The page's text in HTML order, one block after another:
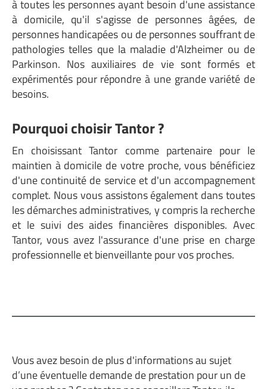
à toutes les personnes ayant besoin d'une assistance
à domicile, qu'il s'agisse de personnes âgées, de
personnes handicapées ou de personnes souffrant de
pathologies telles que la maladie d'Alzheimer ou de
Parkinson. Nos auxiliaires de vie sont formés et
expérimentés pour répondre à une grande variété de
besoins.
Pourquoi choisir Tantor ?
En choisissant Tantor comme partenaire pour le
maintien à domicile de votre proche, vous bénéficiez
d'une continuité de service et d'un accompagnement
complet. Nous vous assistons également dans toutes
les démarches administratives, y compris la recherche
et le suivi des aides financières disponibles. Avec
Tantor, vous avez l'assurance d'une prise en charge
professionnelle et bienveillante pour vos proches.
Vous avez besoin de plus d'informations au sujet
d’une éventuelle demande de prestation pour un de